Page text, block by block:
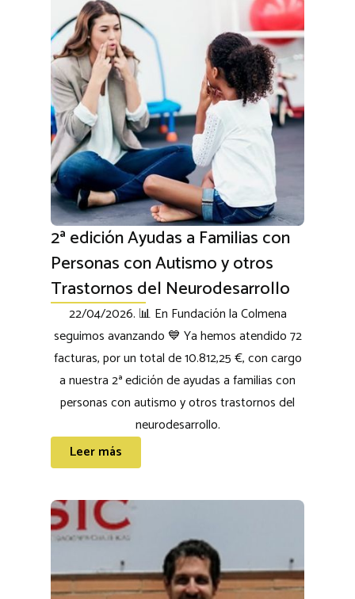
2ª edición Ayudas a Familias con
Personas con Autismo y otros
Trastornos del Neurodesarrollo
22/04/2026. 📊 En Fundación la Colmena
seguimos avanzando 💙 Ya hemos atendido 72
facturas, por un total de 10.812,25 €, con cargo
a nuestra 2ª edición de ayudas a familias con
personas con autismo y otros trastornos del
neurodesarrollo.
Leer más